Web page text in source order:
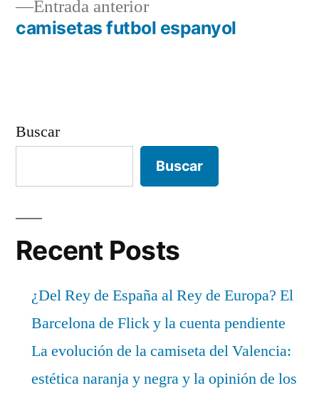
deEntrada anteriorEntrada
anterior:
camisetas futbol espanyol
Buscar
Buscar
Recent Posts
¿Del Rey de España al Rey de Europa? El
Barcelona de Flick y la cuenta pendiente
La evolución de la camiseta del Valencia:
estética naranja y negra y la opinión de los